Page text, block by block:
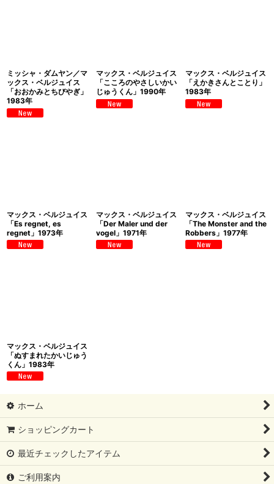
ミッシャ・ダムヤン／マ
ックス・ベルジュイス
「おおかみとちびやぎ」
1983年
マックス・ベルジュイス
「こころのやさしいかい
じゅうくん」1990年
マックス・ベルジュイス
「えかきさんとことり」
1983年
マックス・ベルジュイス
「Es regnet, es
regnet」1973年
マックス・ベルジュイス
「Der Maler und der
vogel」1971年
マックス・ベルジュイス
「The Monster and the
Robbers」1977年
マックス・ベルジュイス
「ぬすまれたかいじゅう
くん」1983年
ホーム
ショッピングカート
最近チェックしたアイテム
ご利用案内